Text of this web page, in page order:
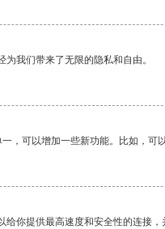
我们带来了无限的隐私和自由。
，可以增加一些新功能。比如，可
给你提供最高速度和安全性的连接，